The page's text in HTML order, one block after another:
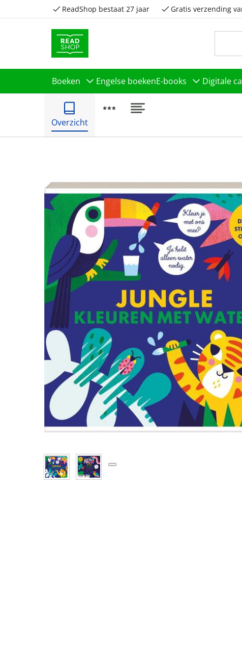
ReadShop bestaat 27 jaar Gratis verzending
Boeken Engelse boekenE-books Digitale
Overzicht